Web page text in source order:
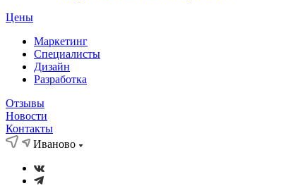
Цены
Маркетинг
Специалисты
Дизайн
Разработка
Отзывы
Новости
Контакты
Иваново